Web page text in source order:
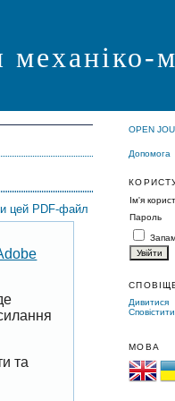
механіко-
OPEN
Допомога
Ім'я
Пароль
Дивитися
Сповістити
МОВА
цей PDF-файл
та